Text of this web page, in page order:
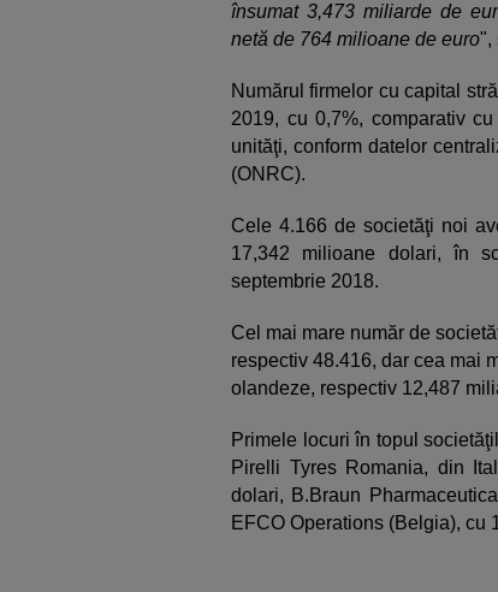
însumat 3,473 miliarde de
netă de 764 milioane de euro",
Numărul firmelor cu capital
2019, cu 0,7%, comparativ
unităţi, conform datelor
(ONRC).
Cele 4.166 de societăţi noi
17,342 milioane dolari, în
septembrie 2018.
Cel mai mare număr de
respectiv 48.416, dar cea mai
olandeze, respectiv 12,487
Primele locuri în topul
Pirelli Tyres Romania, din
dolari, B.Braun
EFCO Operations (Belgia), cu